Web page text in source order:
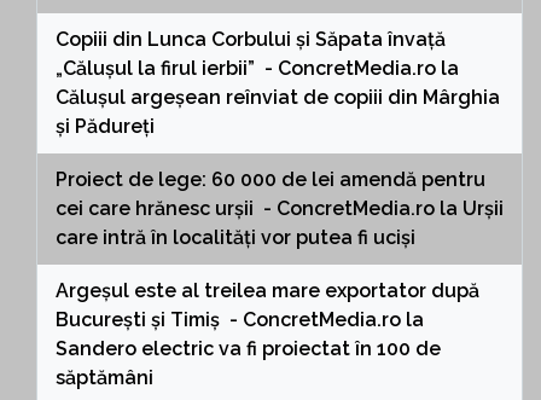
Copiii din Lunca Corbului și Săpata învață
„Călușul la firul ierbii” - ConcretMedia.ro la
Călușul argeșean reînviat de copiii din Mârghia
și Pădureți
Proiect de lege: 60 000 de lei amendă pentru
cei care hrănesc urșii - ConcretMedia.ro la Urșii
care intră în localități vor putea fi uciși
Argeșul este al treilea mare exportator după
București și Timiș - ConcretMedia.ro la
Sandero electric va fi proiectat în 100 de
săptămâni